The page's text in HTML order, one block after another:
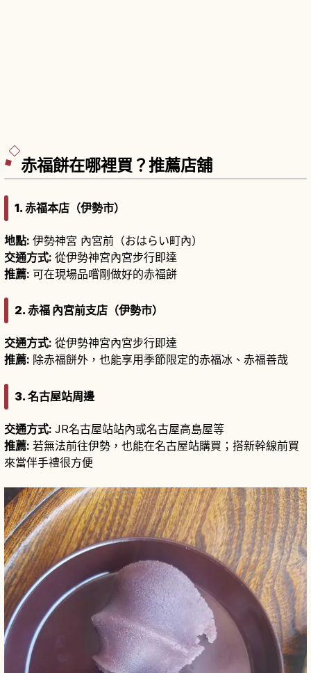
赤福餅在哪裡買？推薦店舖
1. 赤福本店（伊勢市）
地點: 伊勢神宮 內宮前（おはらい町內）
交通方式: 從伊勢神宮內宮步行即達
推薦: 可在現場品嚐剛做好的赤福餅
2. 赤福 內宮前支店（伊勢市）
交通方式: 從伊勢神宮內宮步行即達
推薦: 除赤福餅外，也能享用季節限定的赤福冰、赤福善哉
3. 名古屋站周邊
交通方式: JR名古屋站站內或名古屋高島屋等
推薦: 若無法前往伊勢，也能在名古屋站購買；搭新幹線前買
來當伴手禮很方便